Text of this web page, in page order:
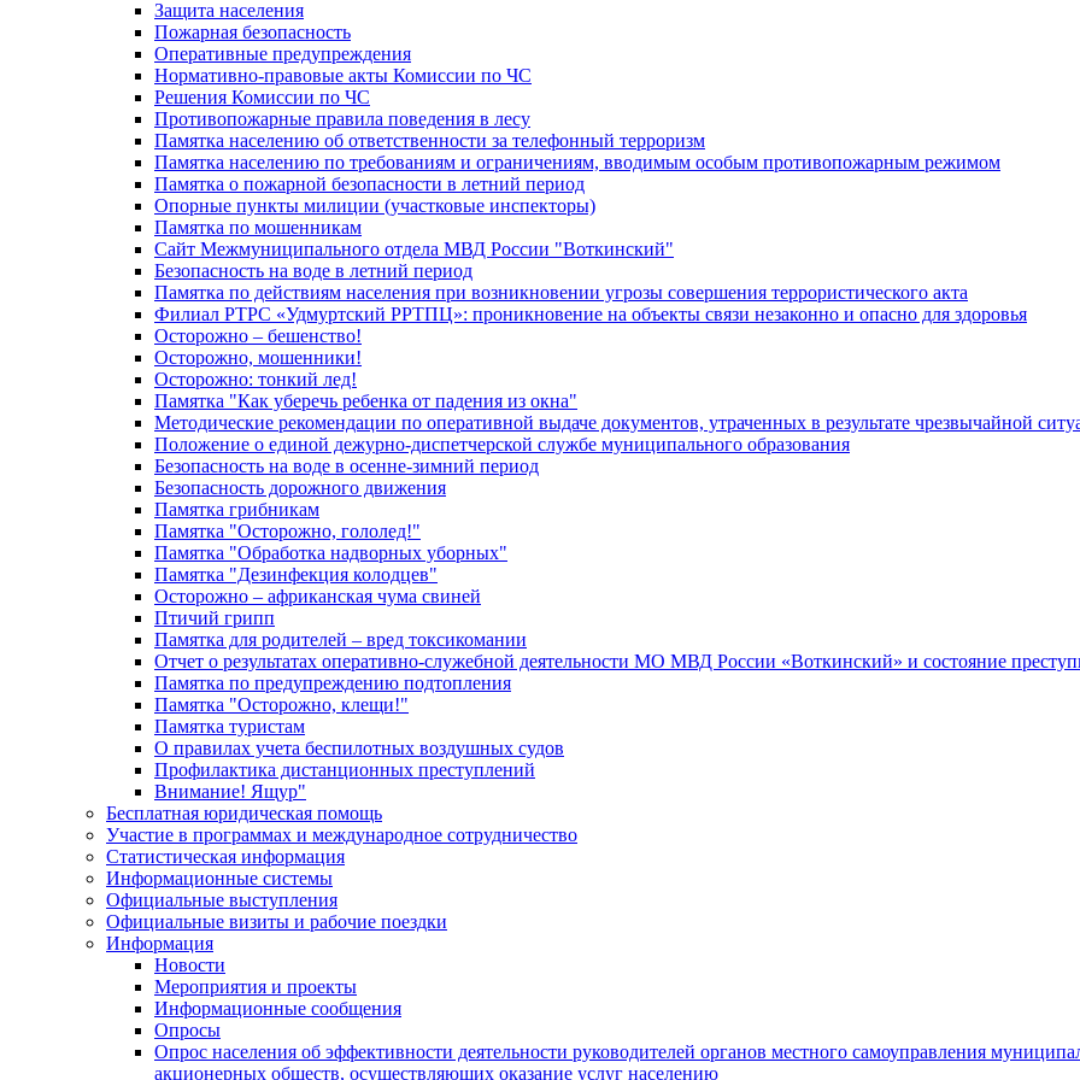
Защита населения
Пожарная безопасность
Оперативные предупреждения
Нормативно-правовые акты Комиссии по ЧС
Решения Комиссии по ЧС
Противопожарные правила поведения в лесу
Памятка населению об ответственности за телефонный терроризм
Памятка населению по требованиям и ограничениям, вводимым особым противопожарным режимом
Памятка о пожарной безопасности в летний период
Опорные пункты милиции (участковые инспекторы)
Памятка по мошенникам
Сайт Межмуниципального отдела МВД России "Воткинский"
Безопасность на воде в летний период
Памятка по действиям населения при возникновении угрозы совершения террористического акта
Филиал РТРС «Удмуртский РРТПЦ»: проникновение на объекты связи незаконно и опасно для здоровья
Осторожно – бешенство!
Осторожно, мошенники!
Осторожно: тонкий лед!
Памятка "Как уберечь ребенка от падения из окна"
Методические рекомендации по оперативной выдаче документов, утраченных в результате чрезвычайной
Положение о единой дежурно-диспетчерской службе муниципального образования
Безопасность на воде в осенне-зимний период
Безопасность дорожного движения
Памятка грибникам
Памятка "Осторожно, гололед!"
Памятка "Обработка надворных уборных"
Памятка "Дезинфекция колодцев"
Осторожно – африканская чума свиней
Птичий грипп
Памятка для родителей – вред токсикомании
Отчет о результатах оперативно-служебной деятельности МО МВД России «Воткинский» и состояние
Памятка по предупреждению подтопления
Памятка "Осторожно, клещи!"
Памятка туристам
О правилах учета беспилотных воздушных судов
Профилактика дистанционных преступлений
Внимание! Ящур"
Бесплатная юридическая помощь
Участие в программах и международное сотрудничество
Статистическая информация
Информационные системы
Официальные выступления
Официальные визиты и рабочие поездки
Информация
Новости
Мероприятия и проекты
Информационные сообщения
Опросы
Опрос населения об эффективности деятельности руководителей органов местного самоуправления
акционерных обществ, осуществляющих оказание услуг населению